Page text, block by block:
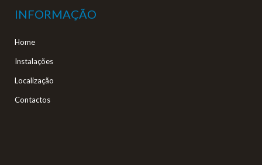
INFORMAÇÃO
Home
Instalações
Localização
Contactos